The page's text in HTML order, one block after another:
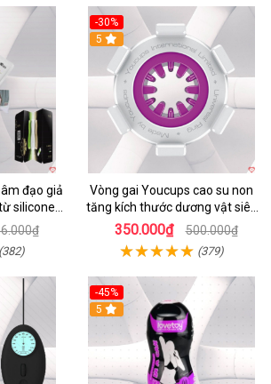
đạo giả
silicone
(382)
-30%
5
Vòng gai Youcups cao su non
tăng kích thước dương vật siêu
kích thích
350.000₫ 500.000₫
(379)
-45%
5